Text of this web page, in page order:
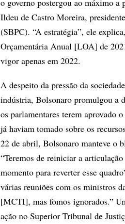
o governo postergou ao máximo
Ildeu de Castro Moreira,
(SBPC). “A estratégia”, ele
Orçamentária Anual [LOA] de
vigor apenas em 2022.
A despeito da pressão da
indústria, Bolsonaro promulgou a
os parlamentares terem aprovado
já haviam tomado sobre os
22 de abril, Bolsonaro manteve o
“Teremos de reiniciar a
momento para reverter esse
várias reuniões com os ministros
[MCTI], mas fomos ignorados.”
ação no Superior Tribunal de